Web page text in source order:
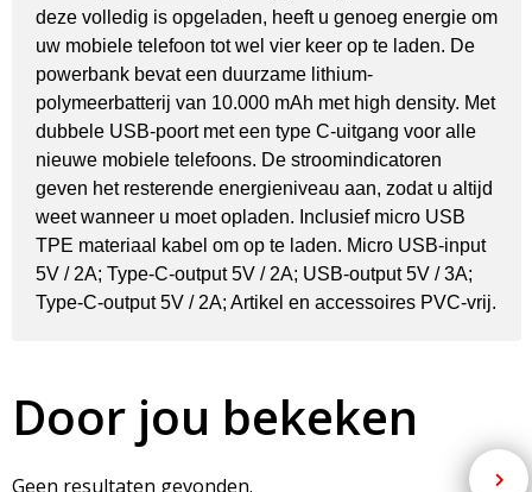
deze volledig is opgeladen, heeft u genoeg energie om
uw mobiele telefoon tot wel vier keer op te laden. De
powerbank bevat een duurzame lithium-
polymeerbatterij van 10.000 mAh met high density. Met
dubbele USB-poort met een type C-uitgang voor alle
nieuwe mobiele telefoons. De stroomindicatoren
geven het resterende energieniveau aan, zodat u altijd
weet wanneer u moet opladen. Inclusief micro USB
TPE materiaal kabel om op te laden. Micro USB-input
5V / 2A; Type-C-output 5V / 2A; USB-output 5V / 3A;
Type-C-output 5V / 2A; Artikel en accessoires PVC-vrij.
Door jou bekeken
Geen resultaten gevonden.